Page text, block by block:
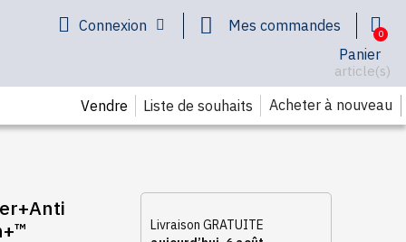
Connexion
Mes commandes
Panier
article(s)
Vendre Liste de souhaits Acheter à nouveau
Livraison GRATUITE